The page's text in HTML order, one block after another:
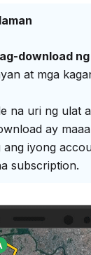
download
at mga
na uri ng ulat
ay
ang iyong
subscription.